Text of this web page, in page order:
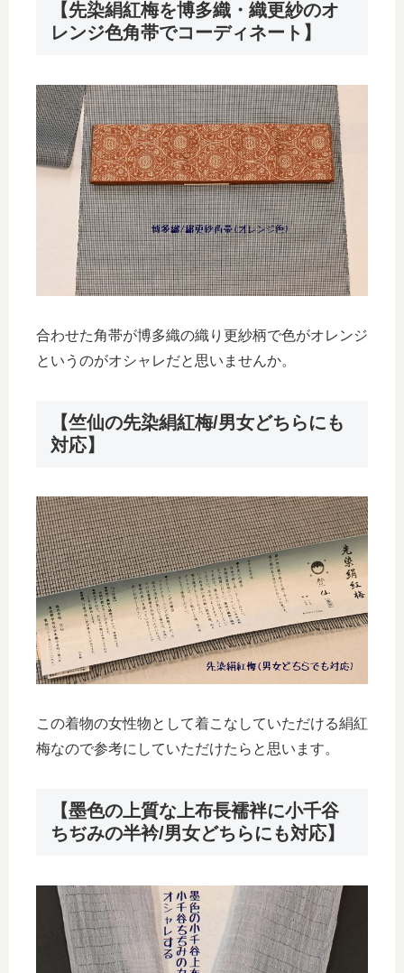
【先染絹紅梅を博多織・織更紗のオ
レンジ色角帯でコーディネート】
合わせた角帯が博多織の織り更紗柄で色がオレンジ
というのがオシャレだと思いませんか。
【竺仙の先染絹紅梅/男女どちらにも
対応】
この着物の女性物として着こなしていただける絹紅
梅なので参考にしていただけたらと思います。
【墨色の上質な上布長襦袢に小千谷
ちぢみの半衿/男女どちらにも対応】